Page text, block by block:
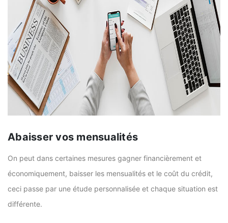
Abaisser vos mensualités
On peut dans certaines mesures gagner financièrement et
économiquement, baisser les mensualités et le coût du crédit,
ceci passe par une étude personnalisée et chaque situation est
différente.